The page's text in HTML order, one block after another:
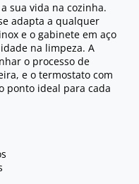
sua vida na cozinha.
adapta a qualquer
e o gabinete em aço
na limpeza. A
o processo de
e o termostato com
ponto ideal para cada